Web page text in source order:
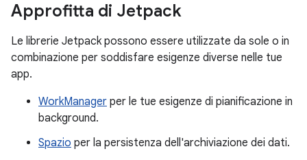
Approfitta di Jetpack
Le librerie Jetpack possono essere utilizzate da sole o in
combinazione per soddisfare esigenze diverse nelle tue
app.
WorkManager per le tue esigenze di pianificazione in
background.
Spazio per la persistenza dell'archiviazione dei dati.